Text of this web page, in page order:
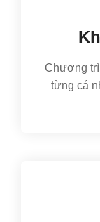
Chương
từng cá